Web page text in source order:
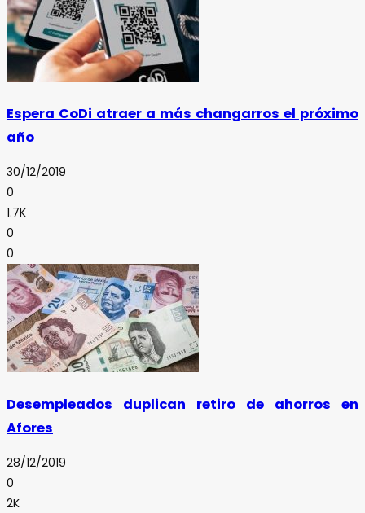
Espera CoDi atraer a más changarros el próximo
año
30/12/2019
0
1.7K
0
0
Desempleados duplican retiro de ahorros en
Afores
28/12/2019
0
2K